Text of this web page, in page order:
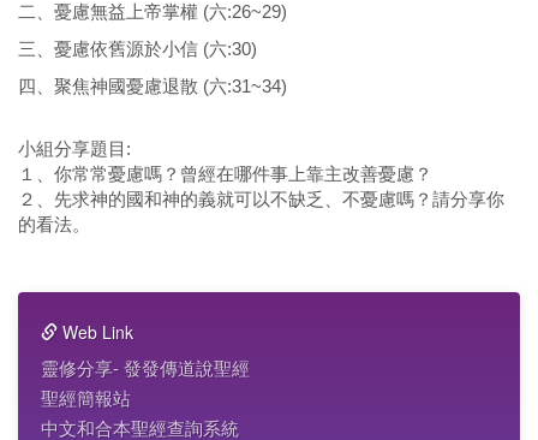
二、憂慮無益上帝掌權 (六:26~29)
三、憂慮依舊源於小信 (六:30)
四、聚焦神國憂慮退散 (六:31~34)
小組分享題目:
１、你常常憂慮嗎？曾經在哪件事上靠主改善憂慮？
２、先求神的國和神的義就可以不缺乏、不憂慮嗎？請分享你
的看法。
Web Link
靈修分享- 發發傳道說聖經
聖經簡報站
中文和合本聖經查詢系統